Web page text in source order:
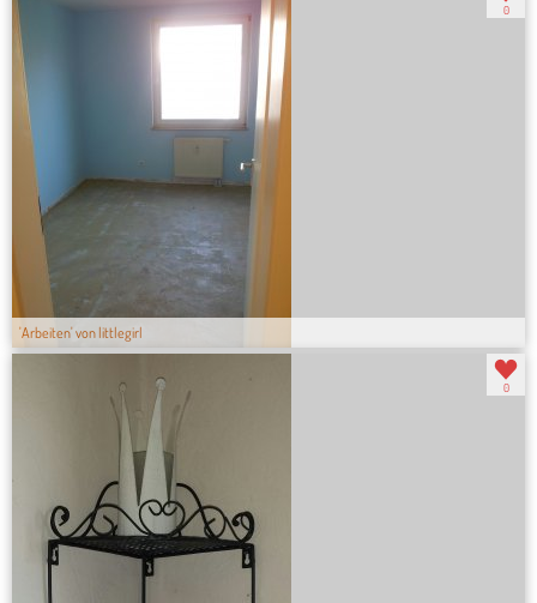
'Arbeiten' von littlegirl
0
0